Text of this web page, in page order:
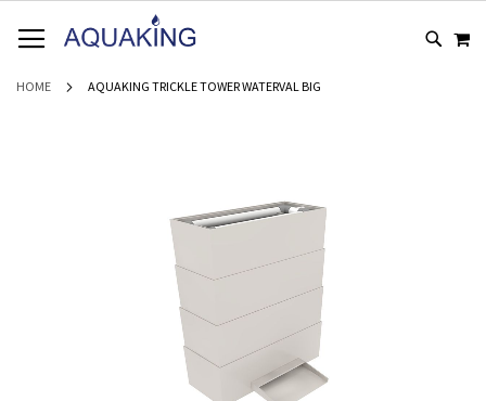
NAAR
DE
HOME AQUAKING TRICKLE TOWER WATERVAL BIG